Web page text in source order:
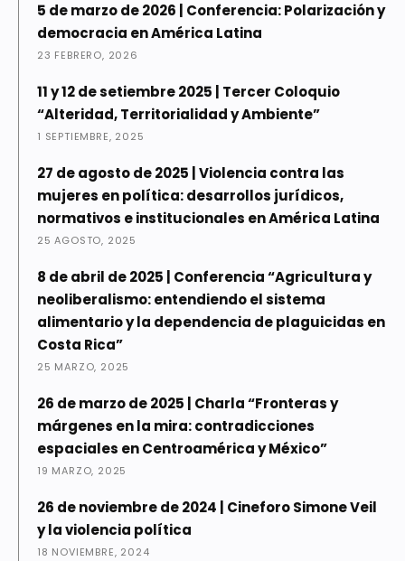
5 de marzo de 2026 | Conferencia: Polarización y
democracia en América Latina
23 FEBRERO, 2026
11 y 12 de setiembre 2025 | Tercer Coloquio
“Alteridad, Territorialidad y Ambiente”
1 SEPTIEMBRE, 2025
27 de agosto de 2025 | Violencia contra las
mujeres en política: desarrollos jurídicos,
normativos e institucionales en América Latina
25 AGOSTO, 2025
8 de abril de 2025 | Conferencia “Agricultura y
neoliberalismo: entendiendo el sistema
alimentario y la dependencia de plaguicidas en
Costa Rica”
25 MARZO, 2025
26 de marzo de 2025 | Charla “Fronteras y
márgenes en la mira: contradicciones
espaciales en Centroamérica y México”
19 MARZO, 2025
26 de noviembre de 2024 | Cineforo Simone Veil
y la violencia política
18 NOVIEMBRE, 2024